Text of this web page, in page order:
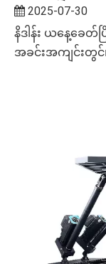
2025-07-30
နိဒါန်း ယနေ့ခေ
အခင်းအကျင်းတွင်